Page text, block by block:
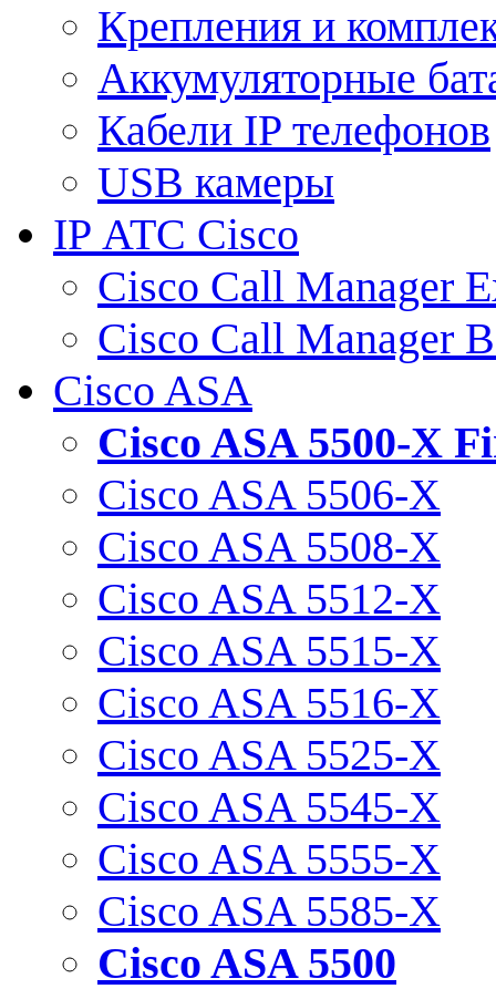
Крепления и
Аккумуляторные
Кабели IP телефонов
USB камеры
IP АТС Cisco
Cisco Call Manager
Cisco Call Manager
Cisco ASA
Cisco ASA 5500-X
Cisco ASA 5506-X
Cisco ASA 5508-X
Cisco ASA 5512-X
Cisco ASA 5515-X
Cisco ASA 5516-X
Cisco ASA 5525-X
Cisco ASA 5545-X
Cisco ASA 5555-X
Cisco ASA 5585-X
Cisco ASA 5500